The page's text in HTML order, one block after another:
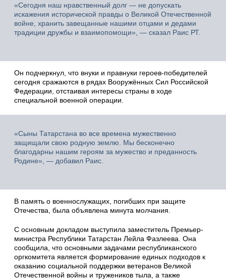
«Сегодня наш нравственный долг — не допускать
искажения исторической правды о Великой Отечественной
войне, хранить завещанные нашими отцами и дедами
традиции дружбы и взаимопомощи», — сказал Раис РТ.
Он подчеркнул, что внуки и правнуки героев-победителей
сегодня сражаются в рядах Вооружённых Сил Российской
Федерации, отстаивая интересы страны в ходе
специальной военной операции.
«Сыны Татарстана во все времена мужественно
защищали свою родную землю. Мы бесконечно
благодарны нашим героям за мужество и преданность
Родине», — добавил Раис.
В память о военнослужащих, погибших при защите
Отечества, была объявлена минута молчания.
С основным докладом выступила заместитель Премьер-
министра Республики Татарстан Лейла Фазлеева. Она
сообщила, что основными задачами республиканского
оргкомитета является формирование единых подходов к
оказанию социальной поддержки ветеранов Великой
Отечественной войны и тружеников тыла, а также